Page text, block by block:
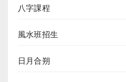
八字課程
風水班招生
日月合朔